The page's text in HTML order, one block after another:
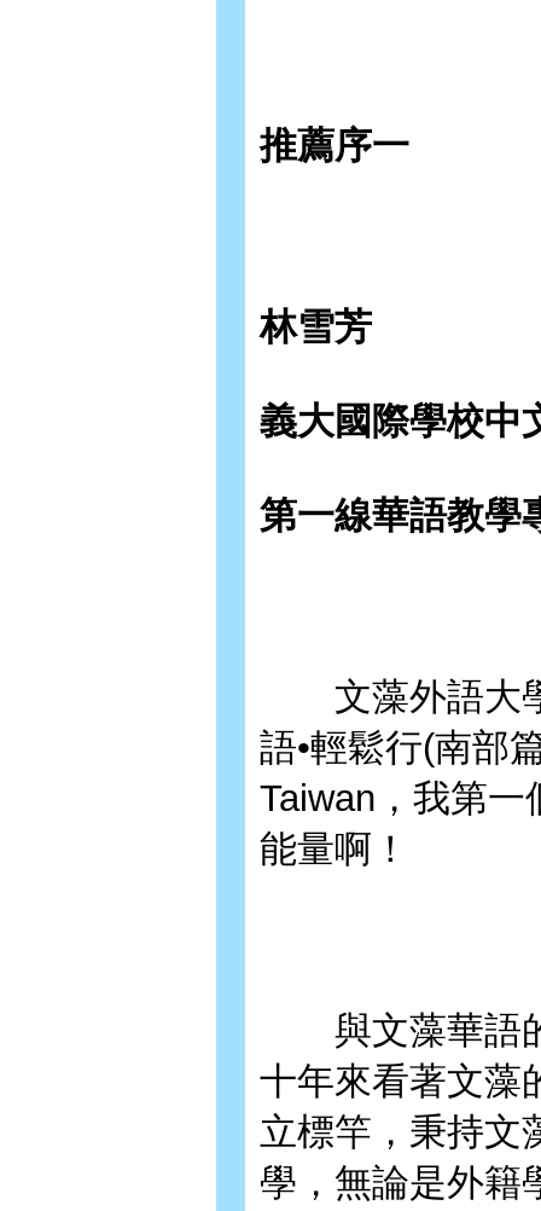
推薦序一
林雪芳
義大國際學校中
第一線華語教學
文藻外語大學
語•輕鬆行(南部
Taiwan，我第
能量啊！
與文藻華語的
十年來看著文藻
立標竿，秉持文
學，無論是外籍